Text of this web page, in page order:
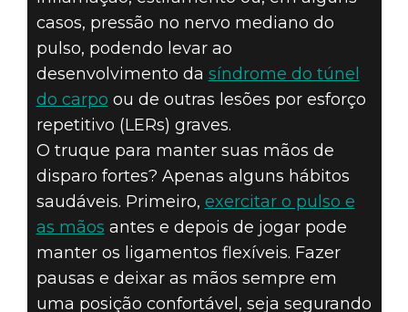
casos, pressão no nervo mediano do
pulso, podendo levar ao
desenvolvimento da síndrome do túnel
do carpo ou de outras lesões por esforço
repetitivo (LERs) graves.
O truque para manter suas mãos de
disparo fortes? Apenas alguns hábitos
saudáveis. Primeiro, exercitar o pulso e
as mãos antes e depois de jogar pode
manter os ligamentos flexíveis. Fazer
pausas e deixar as mãos sempre em
uma posição confortável, seja segurando